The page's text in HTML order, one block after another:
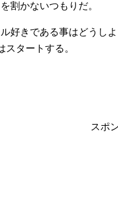
割かないつもりだ。
好きである事はどうし
スタートする。
スポ